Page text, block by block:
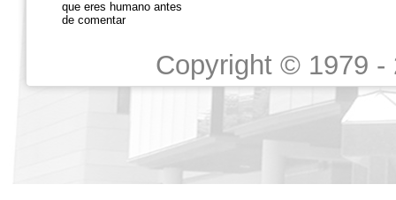
que eres humano antes
de comentar
Copyright © 1979 -